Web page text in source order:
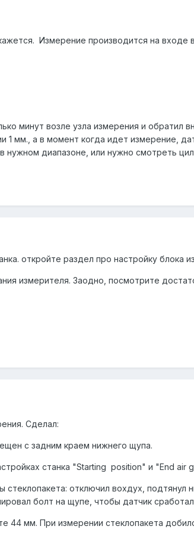
Измерение производится на входе
минут возле узла измерения и обратил
1 мм., а в момент когда идет измерение,
нужном диапазоне, или нужно смотреть
откройте раздел про настройку
измерителя. Заодно, посмотрите
Сделал:
с задним краем нижнего щупа.
станка "Starting position" и "End air
стеклопакета: отключил вохдух,
болт на щупе, чтобы датчик
44 мм. При измерении стеклопакета